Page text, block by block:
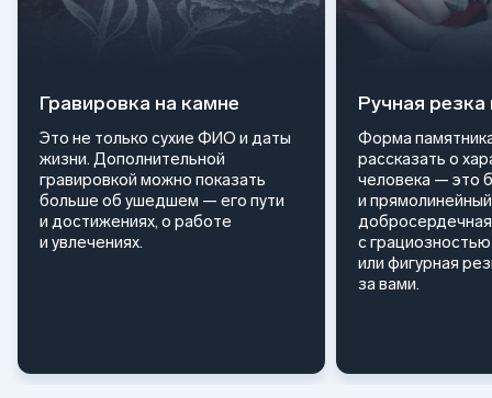
Гравировка на камне
Это не только сухие ФИО и даты
жизни. Дополнительной
гравировкой можно показать
больше об ушедшем — его пути
и достижениях, о работе
и увлечениях.
Ручная
Форма
рассказать о
человека — это
и
с
или фигурная
за вами.